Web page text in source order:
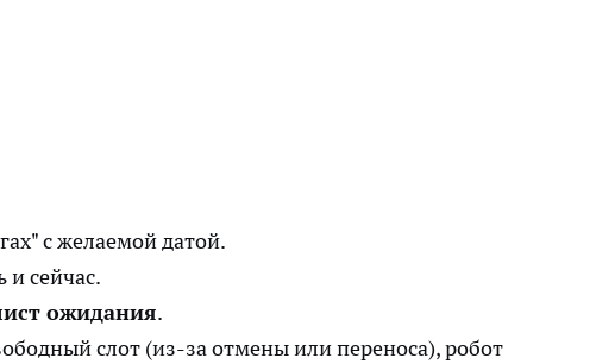
с желаемой датой.
и сейчас.
ожидания.
слот (из-за отмены или переноса), робот